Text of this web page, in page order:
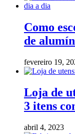
Como
de
fevereiro 19,
Loja de
3 itens
abril 4, 2023